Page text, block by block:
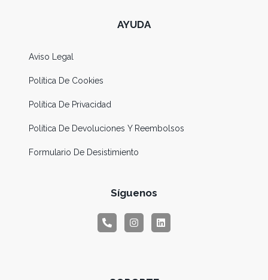
AYUDA
Aviso Legal
Política De Cookies
Política De Privacidad
Política De Devoluciones Y Reembolsos
Formulario De Desistimiento
Síguenos